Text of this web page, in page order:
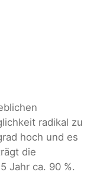
radikal zu
hoch und es
die
Jahr ca. 90 %.